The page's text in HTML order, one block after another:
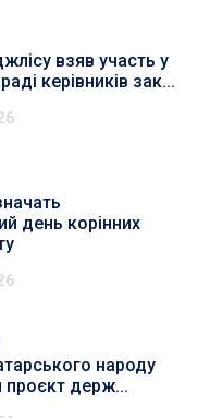
взяв участь у
керівників зак...
день корінних
народу
проєкт держ...